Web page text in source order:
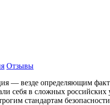
Отзывы
— везде определяющим
себя в сложных
стандартам